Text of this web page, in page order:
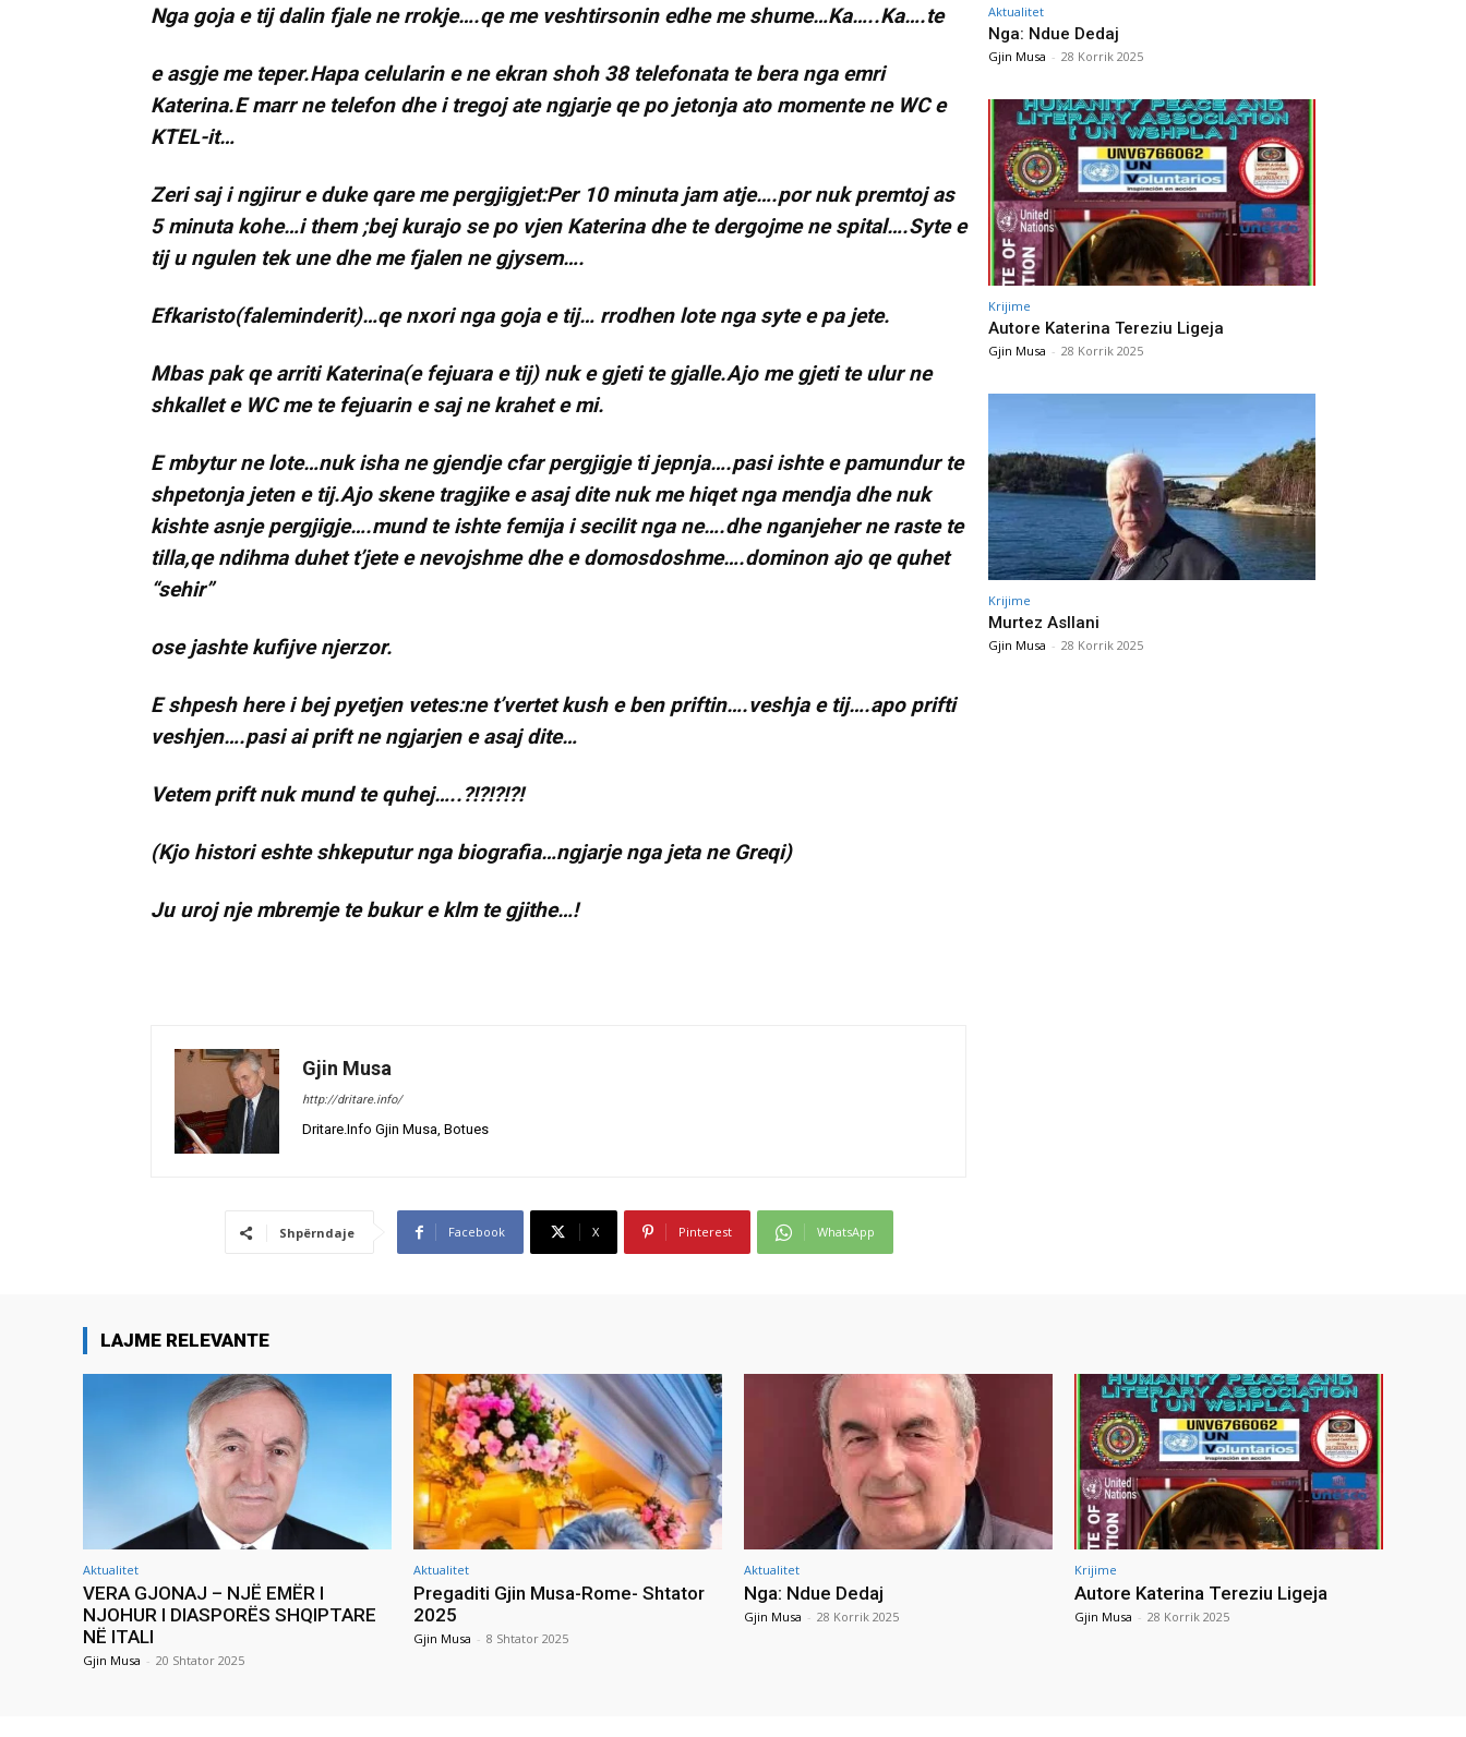
Nga goja e tij dalin fjale ne rrokje….qe me veshtirsonin edhe me shume…Ka…..Ka….te
e asgje me teper.Hapa celularin e ne ekran shoh 38 telefonata te bera nga emri
Katerina.E marr ne telefon dhe i tregoj ate ngjarje qe po jetonja ato momente ne WC e
KTEL-it…
Zeri saj i ngjirur e duke qare me pergjigjet:Per 10 minuta jam atje….por nuk premtoj as
5 minuta kohe…i them ;bej kurajo se po vjen Katerina dhe te dergojme ne spital….Syte e
tij u ngulen tek une dhe me fjalen ne gjysem….
Efkaristo(faleminderit)…qe nxori nga goja e tij… rrodhen lote nga syte e pa jete.
Mbas pak qe arriti Katerina(e fejuara e tij) nuk e gjeti te gjalle.Ajo me gjeti te ulur ne
shkallet e WC me te fejuarin e saj ne krahet e mi.
E mbytur ne lote…nuk isha ne gjendje cfar pergjigje ti jepnja….pasi ishte e pamundur te
shpetonja jeten e tij.Ajo skene tragjike e asaj dite nuk me hiqet nga mendja dhe nuk
kishte asnje pergjigje….mund te ishte femija i secilit nga ne….dhe nganjeher ne raste te
tilla,qe ndihma duhet t’jete e nevojshme dhe e domosdoshme….dominon ajo qe quhet
“sehir”
ose jashte kufijve njerzor.
E shpesh here i bej pyetjen vetes:ne t’vertet kush e ben priftin….veshja e tij….apo prifti
veshjen….pasi ai prift ne ngjarjen e asaj dite…
Vetem prift nuk mund te quhej…..?!?!?!?!
(Kjo histori eshte shkeputur nga biografia…ngjarje nga jeta ne Greqi)
Ju uroj nje mbremje te bukur e klm te gjithe…!
Gjin Musa
http://dritare.info/
Dritare.Info Gjin Musa, Botues
Shpërndaje Facebook X Pinterest WhatsApp
Aktualitet
Nga: Ndue Dedaj
Gjin Musa - 28 Korrik 2025
Krijime
Autore Katerina Tereziu Ligeja
Gjin Musa - 28 Korrik 2025
Krijime
Murtez Asllani
Gjin Musa - 28 Korrik 2025
LAJME RELEVANTE
Aktualitet
VERA GJONAJ – NJË EMËR I
NJOHUR I DIASPORËS SHQIPTARE
NË ITALI
Gjin Musa - 20 Shtator 2025
Aktualitet
Pregaditi Gjin Musa-Rome- Shtator
2025
Gjin Musa - 8 Shtator 2025
Aktualitet
Nga: Ndue Dedaj
Gjin Musa - 28 Korrik 2025
Krijime
Autore Katerina Tereziu Ligeja
Gjin Musa - 28 Korrik 2025